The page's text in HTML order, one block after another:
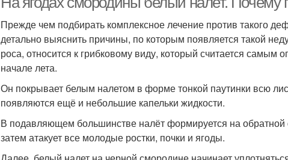
Прежде чем подбирать комплексное лечение против такого
детально выяснить причины, по которым появляется такой
роса, относится к грибковому виду, который считается самым
начале лета.
Он покрывает белым налетом в форме тонкой паутинки всю
появляются ещё и небольшие капельки жидкости.
В подавляющем большинстве налёт формируется на обратной
затем атакует все молодые ростки, почки и ягоды.